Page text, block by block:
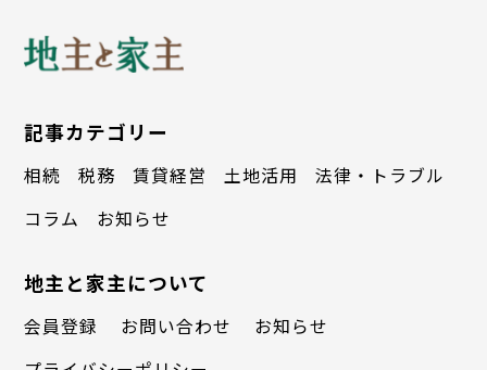
記事カテゴリー
相続 税務 賃貸経営 土地活用
法律・トラブル
コラム
お知らせ
地主と家主について
会員登録 お問い合わせ
お知らせ